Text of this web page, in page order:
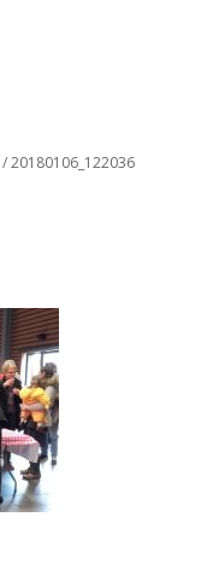
/20180106_122036